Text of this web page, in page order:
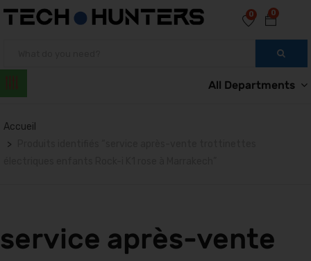
0
0
All Departments
Accueil
service après-vente